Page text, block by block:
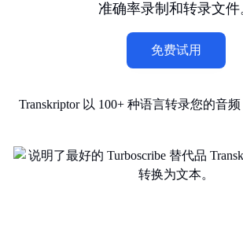
准确率录制和转录文件
免费试用
Transkriptor 以 100+ 种语言转录您的音频